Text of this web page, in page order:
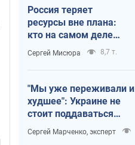
Россия теряет
ресурсы вне плана:
кто на самом деле
диктует темп войны
Сергей Мисюра 8,7 т.
"Мы уже переживали и
худшее": Украине не
стоит поддаваться
отчаянию из-за
ракетного террора
Сергей Марченко, эксперт